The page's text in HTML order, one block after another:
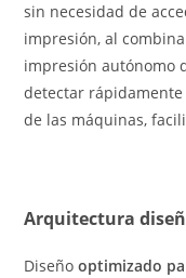
sin necesidad de
impresión, al
impresión autónomo
detectar
de las máquinas,
Arquitectura
Diseñooptimizado